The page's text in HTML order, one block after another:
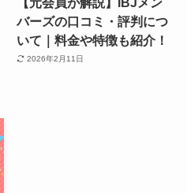
バーズの口コミ・評判につ
いて｜料金や特徴も紹介！
2026年2月11日